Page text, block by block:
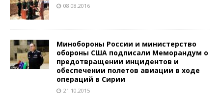
08.08.2016
Минобороны России и министерство
обороны США подписали Меморандум о
предотвращении инцидентов и
обеспечении полетов авиации в ходе
операций в Сирии
21.10.2015